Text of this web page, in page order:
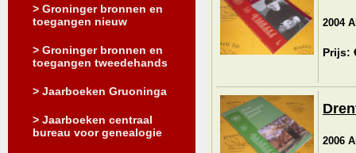
> Groninger bronnen en
toegangen nieuw
> Groninger bronnen en
toegangen tweedehands
> Jaarboeken Gruoninga
> Jaarboeken centraal
bureau voor genealogie
2004
Prijs:
2006